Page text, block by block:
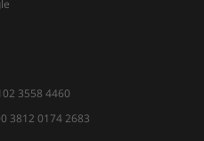
3558 4460
3812 0174 2683